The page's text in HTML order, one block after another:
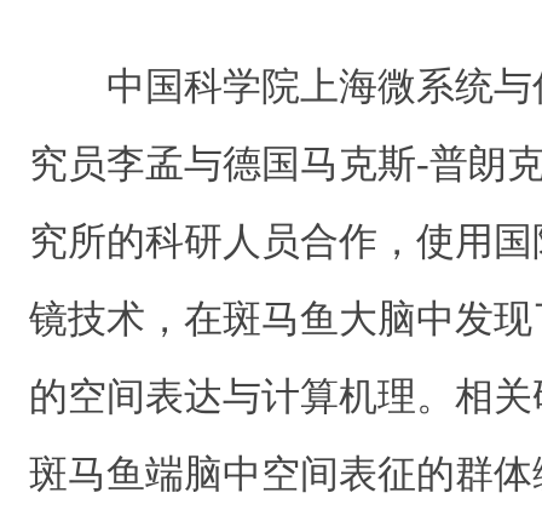
中国科学院上海微系统
究员李孟与德国马克斯-普朗
究所的科研人员合作，使用
镜技术，在斑马鱼大脑中发
的空间表达与计算机理。相
斑马鱼端脑中空间表征的群